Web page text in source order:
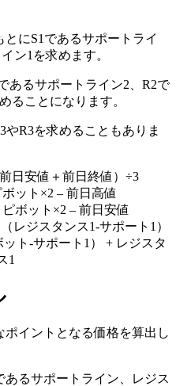
にS1であるサポートライ
ン1を求めます。
あるサポートライン2、R2で
ることになります。
やR3を求めることもありま
日安値＋前日終値）÷3
ット×2 – 前日高値
ボット×2 – 前日安値
レジスタンス1-サポート1）
ト-サポート1） + レジスタ
1
イントとなる価格を算出し
るサポートライン、レジス